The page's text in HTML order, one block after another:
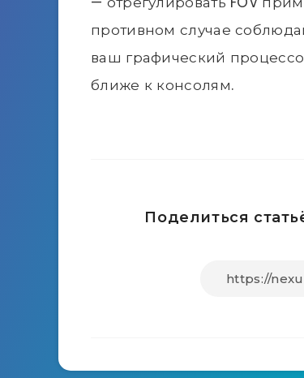
противном случае
ваш графический
ближе к консолям.
Поделиться